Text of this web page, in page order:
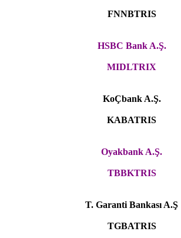
FNNBTRIS
HSBC Bank A.Ş.
MIDLTRIX
KoÇbank A.Ş.
KABATRIS
Oyakbank A.Ş.
TBBKTRIS
T. Garanti Bankası A.Ş
TGBATRIS